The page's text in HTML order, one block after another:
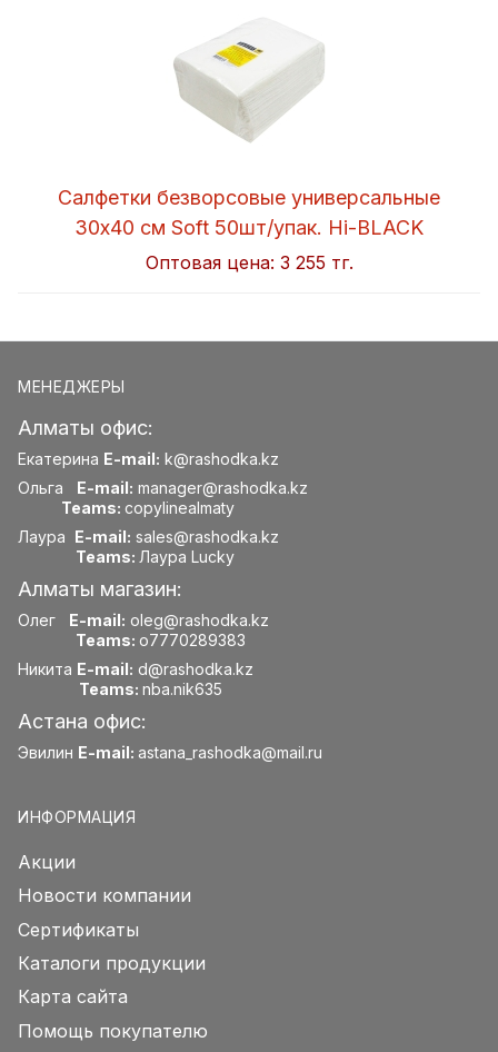
Салфетки безворсовые универсальные
30x40 см Soft 50шт/упак. Hi-BLACK
Оптовая цена: 3 255 тг.
МЕНЕДЖЕРЫ
Алматы офис:
Екатерина E-mail: k@rashodka.kz
Ольга E-mail: manager@rashodka.kz
Teams: copylinealmaty
Лаура E-mail: sales@rashodka.kz
Teams: Лаура Lucky
Алматы магазин:
Олег E-mail: oleg@rashodka.kz
Teams: o7770289383
Никита E-mail: d@rashodka.kz
Teams: nba.nik635
Астана офис:
Эвилин E-mail: astana_rashodka@mail.ru
ИНФОРМАЦИЯ
Акции
Новости компании
Сертификаты
Каталоги продукции
Карта сайта
Помощь покупателю